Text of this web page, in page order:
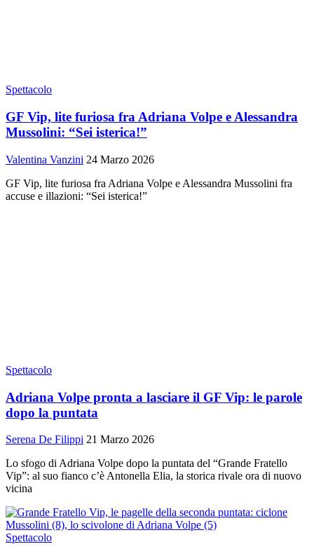
Spettacolo
GF Vip, lite furiosa fra Adriana Volpe e Alessandra
Mussolini: “Sei isterica!”
Valentina Vanzini 24 Marzo 2026
GF Vip, lite furiosa fra Adriana Volpe e Alessandra Mussolini fra
accuse e illazioni: “Sei isterica!”
Spettacolo
Adriana Volpe pronta a lasciare il GF Vip: le parole
dopo la puntata
Serena De Filippi 21 Marzo 2026
Lo sfogo di Adriana Volpe dopo la puntata del “Grande Fratello
Vip”: al suo fianco c’è Antonella Elia, la storica rivale ora di nuovo
vicina
Spettacolo